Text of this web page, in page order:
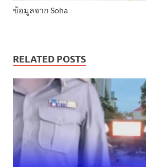
ข้อมูลจาก Soha
RELATED POSTS